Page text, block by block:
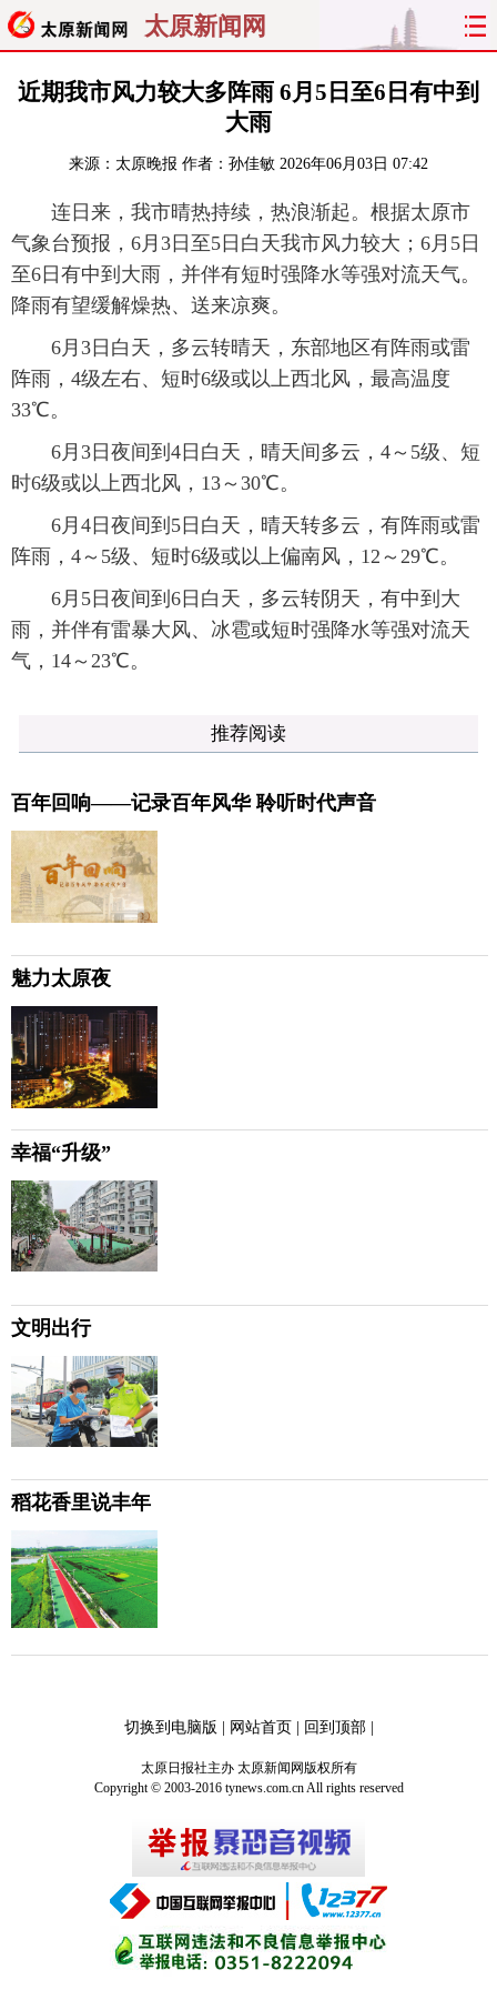
太原新闻网
首页 聚焦 太原 山西
旅游 理财 政务 教育
看天下 晋月读
太原日报 太原晚报 热评 社区
近期我市风力较大多阵雨 6月5日至6日有中到
大雨
来源： 太原晚报 作者：孙佳敏 2026年06月03日 07:42
连日来，我市晴热持续，热浪渐起。根据太原市
气象台预报，6月3日至5日白天我市风力较大；6月5日
至6日有中到大雨，并伴有短时强降水等强对流天气。
降雨有望缓解燥热、送来凉爽。
6月3日白天，多云转晴天，东部地区有阵雨或雷
阵雨，4级左右、短时6级或以上西北风，最高温度
33℃。
6月3日夜间到4日白天，晴天间多云，4～5级、短
时6级或以上西北风，13～30℃。
6月4日夜间到5日白天，晴天转多云，有阵雨或雷
阵雨，4～5级、短时6级或以上偏南风，12～29℃。
6月5日夜间到6日白天，多云转阴天，有中到大
雨，并伴有雷暴大风、冰雹或短时强降水等强对流天
气，14～23℃。
推荐阅读
百年回响——记录百年风华 聆听时代声音
魅力太原夜
幸福“升级”
文明出行
稻花香里说丰年
切换到电脑版 | 网站首页| 回到顶部|
太原日报社主办 太原新闻网版权所有
Copyright © 2003-2016 tynews.com.cn All rights reserved